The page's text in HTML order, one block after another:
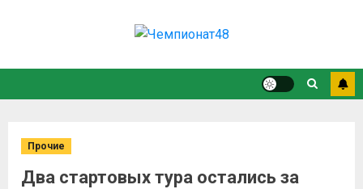
Прочие
Два стартовых тура остались за